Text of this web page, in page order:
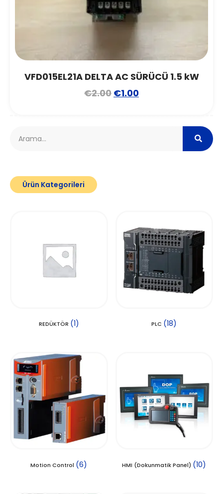
VFD015EL21A DELTA AC SÜRÜCÜ 1.5 kW
€2.00 €1.00
Ürün Kategorileri
REDÜKTÖR (1) PLC (18)
Motion Control (6) HMI (Dokunmatik Panel) (10)